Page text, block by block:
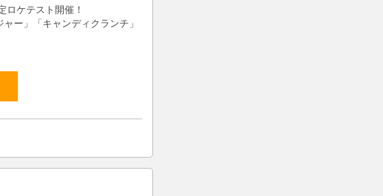
ロケテスト開催！
ー」「キャンディクランチ」